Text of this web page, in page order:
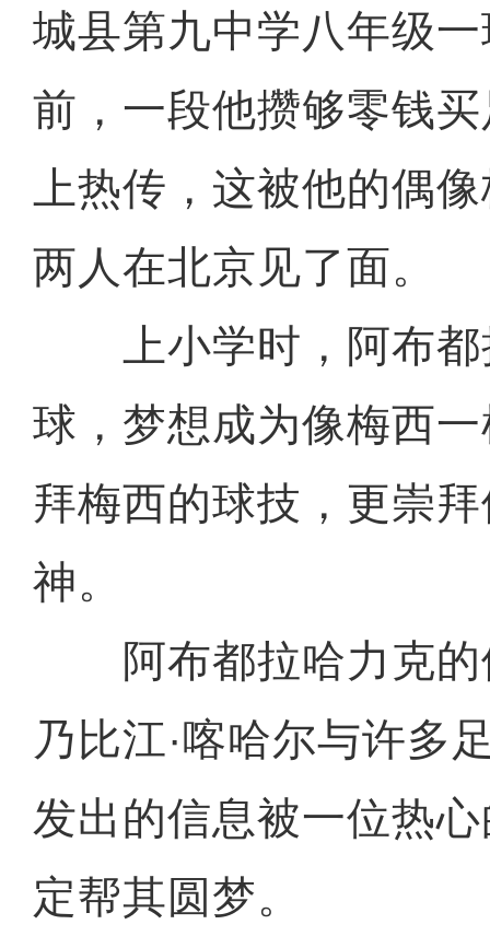
城县第九中学八年级
前，一段他攒够零钱
上热传，这被他的偶
两人在北京见了面。
上小学时，阿布都
球，梦想成为像梅西
拜梅西的球技，更崇
神。
阿布都拉哈力克的
乃比江·喀哈尔与许多
发出的信息被一位热
定帮其圆梦。